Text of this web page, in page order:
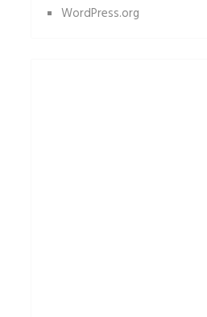
WordPress.org